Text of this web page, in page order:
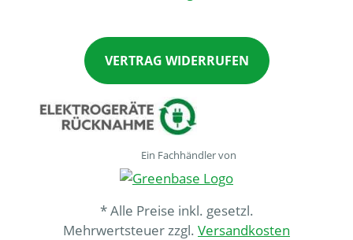
VERTRAG WIDERRUFEN
Ein Fachhändler von
* Alle Preise inkl. gesetzl.
Mehrwertsteuer zzgl. Versandkosten